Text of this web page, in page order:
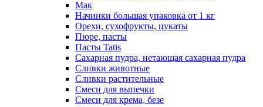
Мак
Начинки большая упаковка от 1 кг
Орехи, сухофрукты, цукаты
Пюре, пасты
Пасты Tatis
Сахарная пудра, нетающая сахарная пудра
Сливки животные
Сливки растительные
Смеси для выпечки
Смеси для крема, безе